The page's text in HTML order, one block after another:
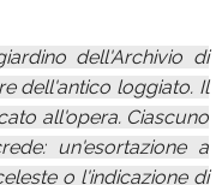
dell'Archivio di
dell'antico loggiato. Il
all'opera. Ciascuno
un'esortazione a
o l'indicazione di